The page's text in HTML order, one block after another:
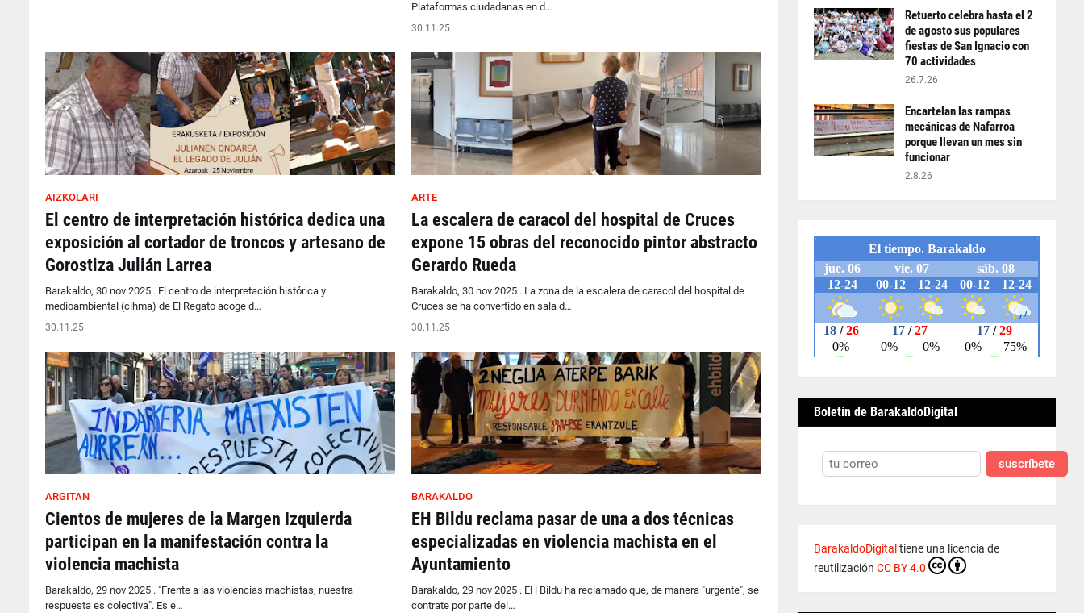
Plataformas ciudadanas en d…
30.11.25
AIZKOLARI
El centro de interpretación histórica dedica una
exposición al cortador de troncos y artesano de
Gorostiza Julián Larrea
Barakaldo, 30 nov 2025 . El centro de interpretación histórica y
medioambiental (cihma) de El Regato acoge d…
30.11.25
ARTE
La escalera de caracol del hospital de Cruces
expone 15 obras del reconocido pintor abstracto
Gerardo Rueda
Barakaldo, 30 nov 2025 . La zona de la escalera de caracol del hospital de
Cruces se ha convertido en sala d…
30.11.25
ARGITAN
Cientos de mujeres de la Margen Izquierda
participan en la manifestación contra la
violencia machista
Barakaldo, 29 nov 2025 . "Frente a las violencias machistas, nuestra
respuesta es colectiva". Es e…
BARAKALDO
EH Bildu reclama pasar de una a dos técnicas
especializadas en violencia machista en el
Ayuntamiento
Barakaldo, 29 nov 2025 . EH Bildu ha reclamado que, de manera "urgente", se
contrate por parte del…
Retuerto celebra hasta el 2
de agosto sus populares
fiestas de San Ignacio con
70 actividades
26.7.26
Encartelan las rampas
mecánicas de Nafarroa
porque llevan un mes sin
funcionar
2.8.26
Boletín de BarakaldoDigital
suscríbete
BarakaldoDigital tiene una licencia de
reutilización CC BY 4.0